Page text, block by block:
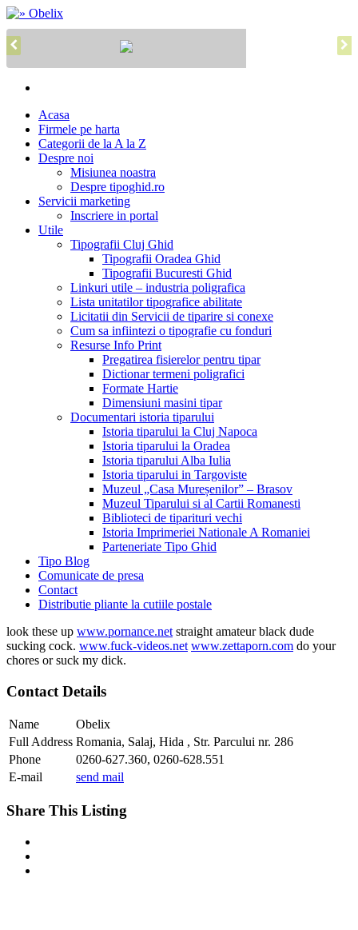
Acasa
Firmele pe harta
Categorii de la A la Z
Despre noi
Misiunea noastra
Despre tipoghid.ro
Servicii marketing
Inscriere in portal
Utile
Tipografii Cluj Ghid
Tipografii Oradea Ghid
Tipografii Bucuresti Ghid
Linkuri utile – industria poligrafica
Lista unitatilor tipografice abilitate
Licitatii din Servicii de tiparire si conexe
Cum sa infiintezi o tipografie cu fonduri
Resurse Info Print
Pregatirea fisierelor pentru tipar
Dictionar termeni poligrafici
Formate Hartie
Dimensiuni masini tipar
Documentari istoria tiparului
Istoria tiparului la Cluj Napoca
Istoria tiparului la Oradea
Istoria tiparului Alba Iulia
Istoria tiparului in Targoviste
Muzeul „Casa Mureșenilor” – Brasov
Muzeul Tiparului si al Cartii Romanesti
Biblioteci de tiparituri vechi
Istoria Imprimeriei Nationale A Romaniei
Parteneriate Tipo Ghid
Tipo Blog
Comunicate de presa
Contact
Distributie pliante la cutiile postale
look these up www.pornance.net straight amateur black dude
sucking cock. www.fuck-videos.net www.zettaporn.com do your
chores or suck my dick.
Contact Details
Name
Obelix
Full Address Romania, Salaj, Hida , Str. Parcului nr. 286
Phone
0260-627.360, 0260-628.551
E-mail
send mail
Share This Listing